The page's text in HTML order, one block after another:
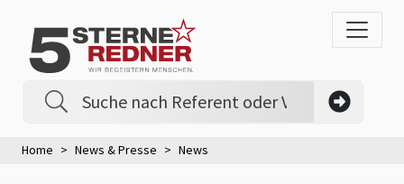
Home News & Presse News